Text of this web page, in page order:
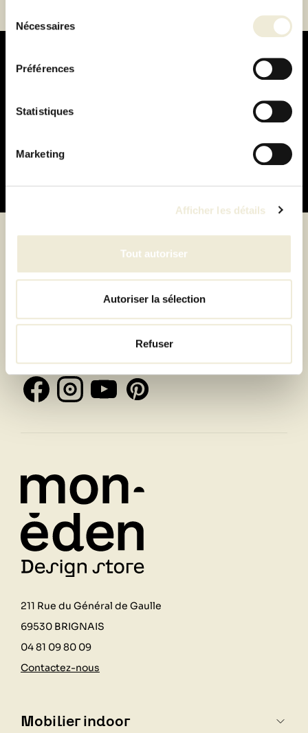
du Nécessaires
Préférences
Statistiques
Marketing
Afficher les détails
Tout autoriser
Autoriser la sélection
Refuser
211 Rue du Général de Gaulle
69530 BRIGNAIS
04 81 09 80 09
Contactez-nous
Mobilier indoor